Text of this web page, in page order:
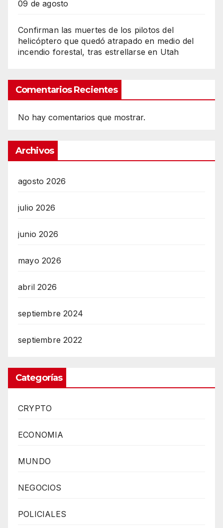
09 de agosto
Confirman las muertes de los pilotos del
helicóptero que quedó atrapado en medio del
incendio forestal, tras estrellarse en Utah
Comentarios Recientes
No hay comentarios que mostrar.
Archivos
agosto 2026
julio 2026
junio 2026
mayo 2026
abril 2026
septiembre 2024
septiembre 2022
Categorías
CRYPTO
ECONOMIA
MUNDO
NEGOCIOS
POLICIALES